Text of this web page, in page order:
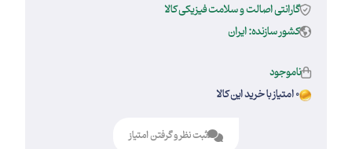
گارانتی اصالت و سلامت فیزیکی کالا
کشور سازنده: ایران
ناموجود
0 امتیاز با خرید این کالا
ثبت نظر و گرفتن امتیاز